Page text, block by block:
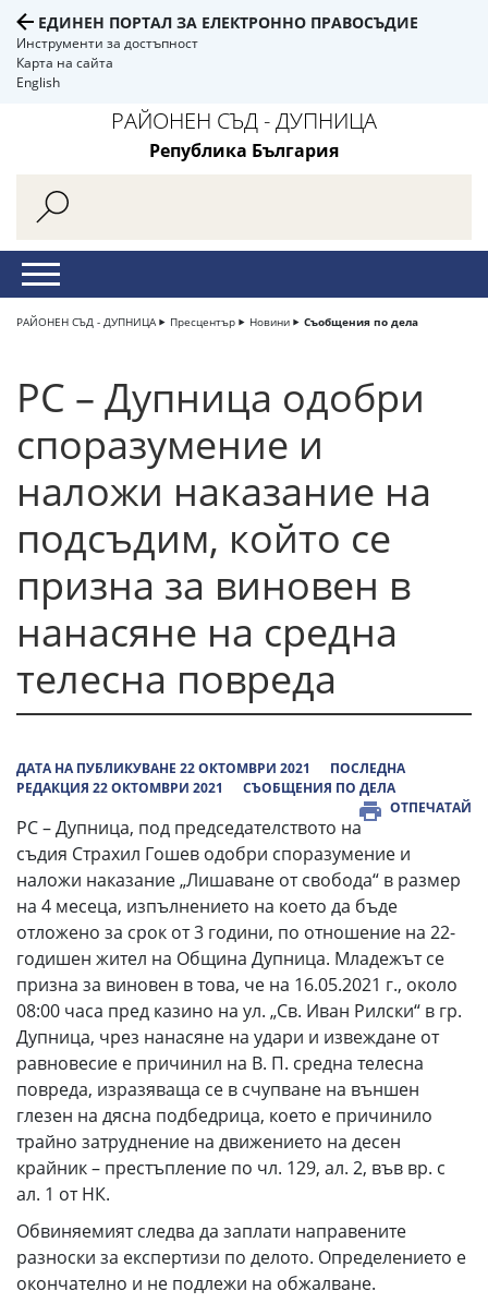
ЕДИНЕН ПОРТАЛ ЗА ЕЛЕКТРОННО ПРАВОСЪДИЕ
Инструменти за достъпност
Карта на сайта
English
РАЙОНЕН СЪД - ДУПНИЦА
Република България
РАЙОНЕН СЪД - ДУПНИЦА Пресцентър Новини Съобщения по дела
РС – Дупница одобри
споразумение и
наложи наказание на
подсъдим, който се
призна за виновен в
нанасяне на средна
телесна повреда
ДАТА НА ПУБЛИКУВАНЕ 22 ОКТОМВРИ 2021
ПОСЛЕДНА
РЕДАКЦИЯ 22 ОКТОМВРИ 2021
СЪОБЩЕНИЯ ПО ДЕЛА
ОТПЕЧАТАЙ
РС – Дупница, под председателството на
съдия Страхил Гошев одобри споразумение и
наложи наказание „Лишаване от свобода“ в размер
на 4 месеца, изпълнението на което да бъде
отложено за срок от 3 години, по отношение на 22-
годишен жител на Община Дупница. Младежът се
призна за виновен в това, че на 16.05.2021 г., около
08:00 часа пред казино на ул. „Св. Иван Рилски“ в гр.
Дупница, чрез нанасяне на удари и извеждане от
равновесие е причинил на В. П. средна телесна
повреда, изразяваща се в счупване на външен
глезен на дясна подбедрица, което е причинило
трайно затруднение на движението на десен
крайник – престъпление по чл. 129, ал. 2, във вр. с
ал. 1 от НК.
Обвиняемият следва да заплати направените
разноски за експертизи по делото. Определението е
окончателно и не подлежи на обжалване.